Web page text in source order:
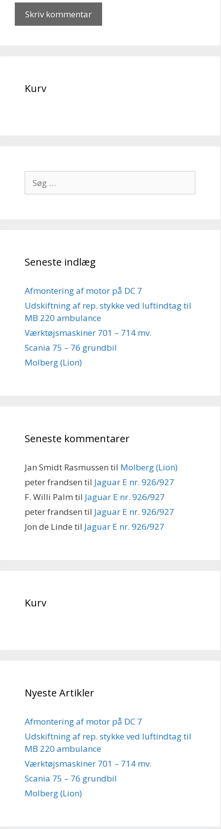
Kurv
efter:
Seneste indlæg
Afmontering af motor på DC 7
Udskiftning af rep. stykke ved luftindtag til
MB 220 ambulance
Værktøjsmaskiner 701 – 714 mv.
Scania 75 – 76 grundbil
Molberg (Lion)
Seneste kommentarer
Jan Smidt Rasmussen til Molberg (Lion)
peter frandsen til Jaguar E nr. 926/927
F. Willi Palm til Jaguar E nr. 926/927
peter frandsen til Jaguar E nr. 926/927
Jon de Linde til Jaguar E nr. 926/927
Kurv
Nyeste Artikler
Afmontering af motor på DC 7
Udskiftning af rep. stykke ved luftindtag til
MB 220 ambulance
Værktøjsmaskiner 701 – 714 mv.
Scania 75 – 76 grundbil
Molberg (Lion)